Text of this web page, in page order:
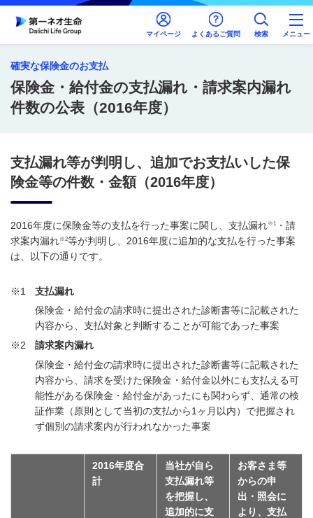
マイページ よくあるご質問 検索 メニュー
確実な保険金のお支払
保険金・給付金の支払漏れ・請求案内漏れ
件数の公表（2016年度）
支払漏れ等が判明し、追加でお支払いした保
険金等の件数・金額（2016年度）
2016年度に保険金等の支払を行った事案に関し、支払漏れ※1
・請
求案内漏れ※2等が判明し、2016年度に追加的な支払を行った事案
は、以下の通りです。
※1
支払漏れ
保険金・給付金の請求時に提出された診断書等に記載された
内容から、支払対象と判断することが可能であった事案
※2
請求案内漏れ
保険金・給付金の請求時に提出された診断書等に記載された
内容から、請求を受けた保険金・給付金以外にも支払える可
能性がある保険金・給付金があったにも関わらず、通常の検
証作業（原則として当初の支払から1ヶ月以内）で把握され
ず個別の請求案内が行われなかった事案
2016年度合
計
当社が自ら
支払漏れ等
を把握し、
追加的に支
お客さま等
からの申
出・照会に
より、支払